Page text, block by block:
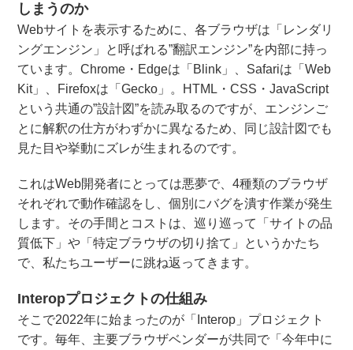
しまうのか
Webサイトを表示するために、各ブラウザは「レンダリ
ングエンジン」と呼ばれる”翻訳エンジン”を内部に持っ
ています。Chrome・Edgeは「Blink」、Safariは「Web
Kit」、Firefoxは「Gecko」。HTML・CSS・JavaScript
という共通の”設計図”を読み取るのですが、エンジンご
とに解釈の仕方がわずかに異なるため、同じ設計図でも
見た目や挙動にズレが生まれるのです。
これはWeb開発者にとっては悪夢で、4種類のブラウザ
それぞれで動作確認をし、個別にバグを潰す作業が発生
します。その手間とコストは、巡り巡って「サイトの品
質低下」や「特定ブラウザの切り捨て」というかたち
で、私たちユーザーに跳ね返ってきます。
Interopプロジェクトの仕組み
そこで2022年に始まったのが「Interop」プロジェクト
です。毎年、主要ブラウザベンダーが共同で「今年中に